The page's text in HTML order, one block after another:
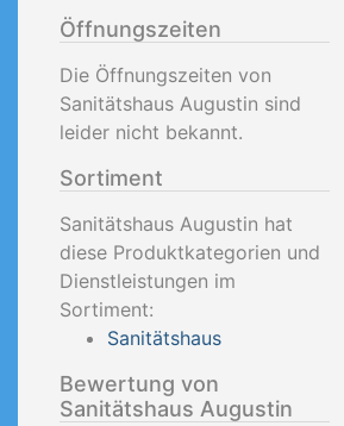
Öffnungszeiten
Die Öffnungszeiten von
Sanitätshaus Augustin sind
leider nicht bekannt.
Sortiment
Sanitätshaus Augustin hat
diese Produktkategorien und
Dienstleistungen im
Sortiment:
Sanitätshaus
Bewertung von
Sanitätshaus Augustin